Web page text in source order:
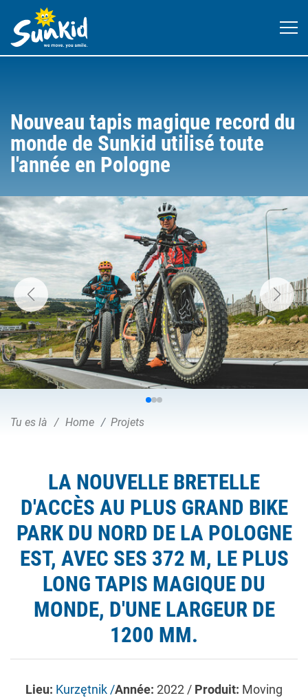
Nouveau tapis magique record du
monde de Sunkid utilisé toute
l'année en Pologne
Tu es là Home Projets
LA NOUVELLE BRETELLE
D'ACCÈS AU PLUS GRAND BIKE
PARK DU NORD DE LA POLOGNE
EST, AVEC SES 372 M, LE PLUS
LONG TAPIS MAGIQUE DU
MONDE, D'UNE LARGEUR DE
1200 MM.
Lieu: Kurzętnik /Année: 2022 / Produit: Moving